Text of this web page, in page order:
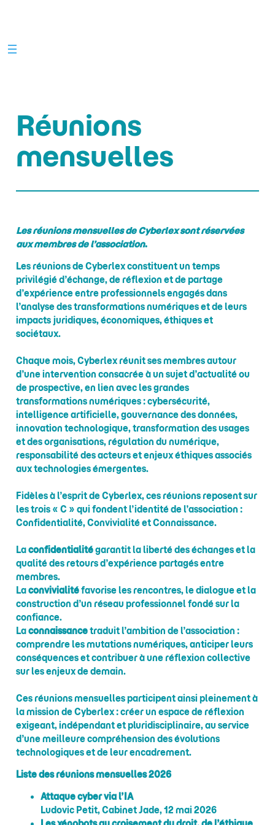
Réunions
mensuelles
Les réunions mensuelles de Cyberlex sont réservées
aux membres de l’association.
Les réunions de Cyberlex constituent un temps
privilégié d’échange, de réflexion et de partage
d’expérience entre professionnels engagés dans
l’analyse des transformations numériques et de leurs
impacts juridiques, économiques, éthiques et
sociétaux.
Chaque mois, Cyberlex réunit ses membres autour
d’une intervention consacrée à un sujet d’actualité ou
de prospective, en lien avec les grandes
transformations numériques : cybersécurité,
intelligence artificielle, gouvernance des données,
innovation technologique, transformation des usages
et des organisations, régulation du numérique,
responsabilité des acteurs et enjeux éthiques associés
aux technologies émergentes.
Fidèles à l’esprit de Cyberlex, ces réunions reposent sur
les trois « C » qui fondent l’identité de l’association :
Confidentialité, Convivialité et Connaissance.
Laconfidentialitégarantit la liberté des échanges et la
qualité des retours d’expérience partagés entre
membres.
Laconvivialitéfavorise les rencontres, le dialogue et la
construction d’un réseau professionnel fondé sur la
confiance.
Laconnaissancetraduit l’ambition de l’association :
comprendre les mutations numériques, anticiper leurs
conséquences et contribuer à une réflexion collective
sur les enjeux de demain.
Ces réunions mensuelles participent ainsi pleinement à
la mission de Cyberlex : créer un espace de réflexion
exigeant, indépendant et pluridisciplinaire, au service
d’une meilleure compréhension des évolutions
technologiques et de leur encadrement.
Liste des réunions mensuelles 2026
Attaque cyber via l’IA
Ludovic Petit, Cabinet Jade, 12 mai 2026